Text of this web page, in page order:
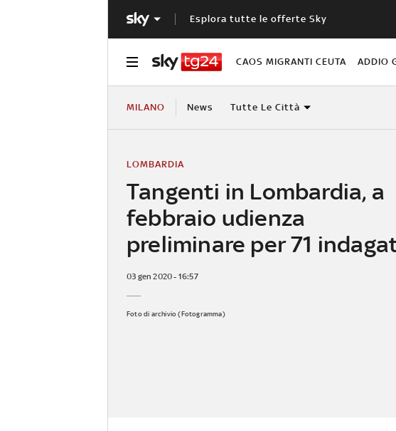
Esplora tutte le offerte Sky
CAOS MIGRANTI CEUTA ADDIO
MILANO News Tutte Le Città
Tangenti in Lombardia, a
febbraio udienza
preliminare per 71
LOMBARDIA
03 gen 2020 - 16:57
Foto di archivio (Fotogramma)